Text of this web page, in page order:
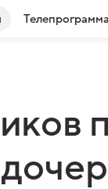
Телепрограмма